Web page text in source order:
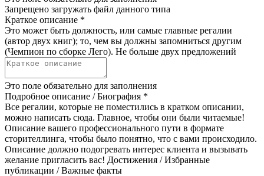
Запрещено загружать файл данного типа
Краткое описание *
Это может быть должность, или самые главные регалии
(автор двух книг); то, чем вы должны запомниться другим
(Чемпион по сборке Лего). Не больше двух предложений
Это поле обязательно для заполнения
Подробное описание / Биография *
Все регалии, которые не поместились в кратком описании,
можно написать сюда. Главное, чтобы они были читаемые!
Описание вашего профессионального пути в формате
сторителлинга, чтобы было понятно, что с вами происходило.
Описание должно подогревать интерес клиента и вызывать
желание пригласить вас! Достижения / Избранные
публикации / Важные факты